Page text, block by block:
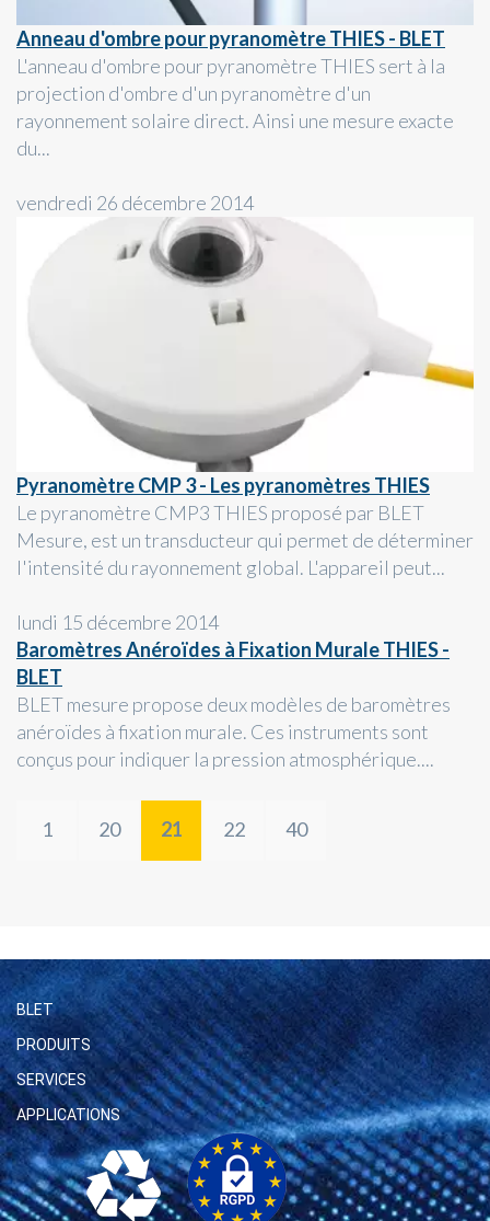
Anneau d'ombre pour pyranomètre THIES - BLET
L'anneau d'ombre pour pyranomètre THIES sert à la
projection d'ombre d'un pyranomètre d'un
rayonnement solaire direct. Ainsi une mesure exacte
du...
vendredi 26 décembre 2014
Pyranomètre CMP 3 - Les pyranomètres THIES
Le pyranomètre CMP3 THIES proposé par BLET
Mesure, est un transducteur qui permet de déterminer
l'intensité du rayonnement global. L'appareil peut...
lundi 15 décembre 2014
Baromètres Anéroïdes à Fixation Murale THIES -
BLET
BLET mesure propose deux modèles de baromètres
anéroïdes à fixation murale. Ces instruments sont
conçus pour indiquer la pression atmosphérique....
1 20 21 22 40
BLET
PRODUITS
SERVICES
APPLICATIONS